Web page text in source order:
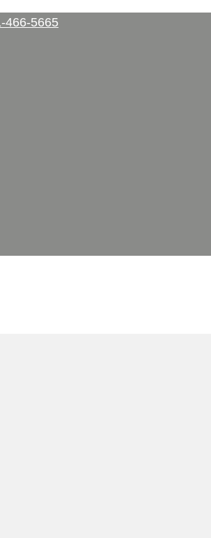
466-5665